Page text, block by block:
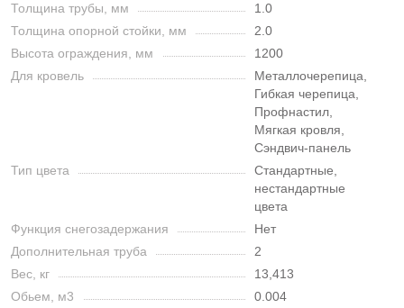
Толщина трубы, мм
1.0
Толщина опорной стойки, мм
2.0
Высота ограждения, мм
1200
Для кровель
Металлочерепица,
Гибкая черепица,
Профнастил,
Мягкая кровля,
Сэндвич-панель
Тип цвета
Стандартные,
нестандартные
цвета
Функция снегозадержания
Нет
Дополнительная труба
2
Вес, кг
13,413
Обьем, м3
0.004